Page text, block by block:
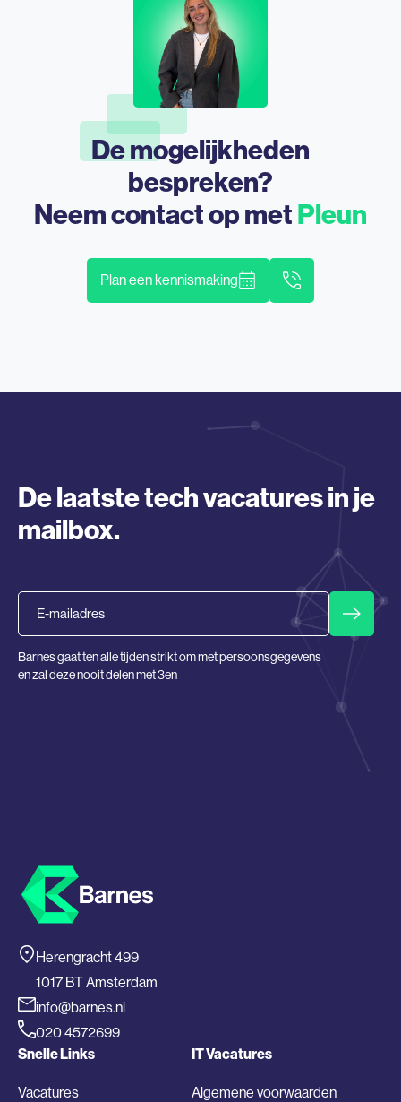
De mogelijkheden
bespreken?
Neem contact op metPleun
Plan een kennismaking
De laatste tech vacatures in je
mailbox.
Barnes gaat ten alle tijden strikt om met persoonsgegevens
en zal deze nooit delen met 3en
Herengracht 499
1017 BT Amsterdam
info@barnes.nl
020 4572699
Snelle Links
Vacatures
IT Vacatures
Algemene voorwaarden